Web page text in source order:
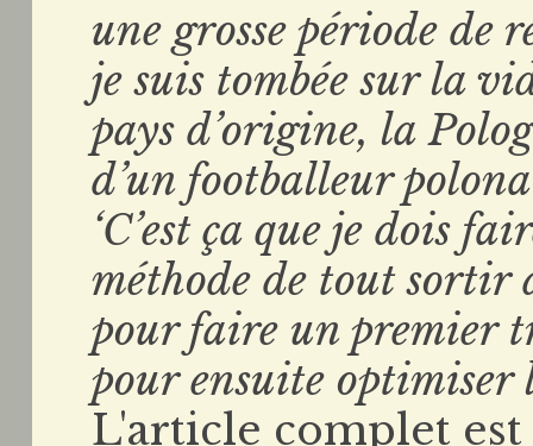
une grosse période de
je suis tombée sur la
pays d’origine, la
d’un footballeur
‘C’est ça que je dois
méthode de tout sortir
pour faire un premier
pour ensuite optimiser
L'article complet